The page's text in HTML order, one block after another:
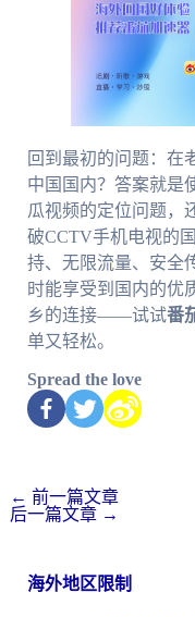
回到最初的问题：在
中国国内？答案就是
瓜视频的定位问题，
破CCTV手机电视的
持、无限流量、安全
时能享受到国内的优
乡的连接——试试番
单又轻松。
Spread the love
← 前一篇文章
后一篇文章 →
海外地区限制